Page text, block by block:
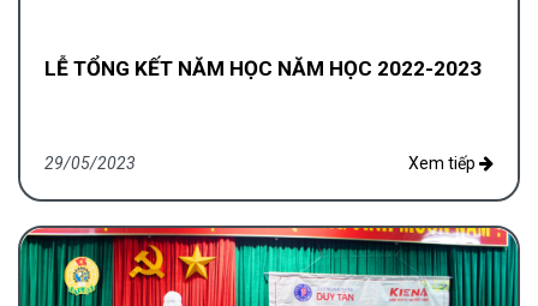
LỄ TỔNG KẾT NĂM HỌC NĂM HỌC 2022-2023
29/05/2023 Xem tiếp